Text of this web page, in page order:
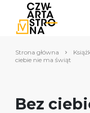
Strona główna
ciebie nie ma świąt
Bez